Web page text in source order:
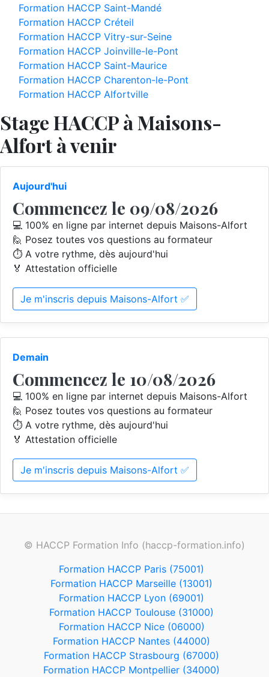
Formation HACCP Saint-Mandé
Formation HACCP Créteil
Formation HACCP Vitry-sur-Seine
Formation HACCP Joinville-le-Pont
Formation HACCP Saint-Maurice
Formation HACCP Charenton-le-Pont
Formation HACCP Alfortville
Stage HACCP à Maisons-
Alfort à venir
Aujourd'hui
Commencez le 09/08/2026
💻 100% en ligne par internet depuis Maisons-Alfort
🙋 Posez toutes vos questions au formateur
⏱️ A votre rythme, dès aujourd'hui
🏅 Attestation officielle
Je m'inscris depuis Maisons-Alfort ✅
Demain
Commencez le 10/08/2026
💻 100% en ligne par internet depuis Maisons-Alfort
🙋 Posez toutes vos questions au formateur
⏱️ A votre rythme, dès aujourd'hui
🏅 Attestation officielle
Je m'inscris depuis Maisons-Alfort ✅
© HACCP Formation Info (haccp-formation.info)
Formation HACCP Paris (75001)
Formation HACCP Marseille (13001)
Formation HACCP Lyon (69001)
Formation HACCP Toulouse (31000)
Formation HACCP Nice (06000)
Formation HACCP Nantes (44000)
Formation HACCP Strasbourg (67000)
Formation HACCP Montpellier (34000)